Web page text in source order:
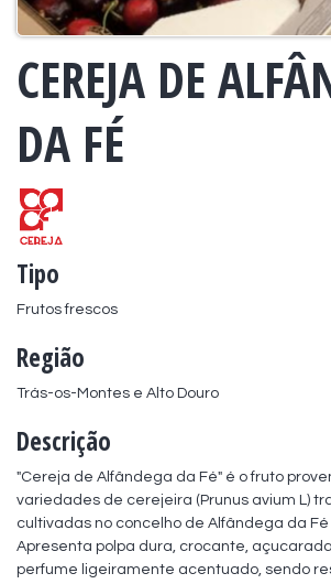
CEREJA DE
DA FÉ
Tipo
Frutos frescos
Região
Trás-os-Montes e Alto Douro
Descrição
"Cereja de Alfândega da Fé" é o fruto
variedades de cerejeira (Prunus avium L)
cultivadas no concelho de Alfândega da
Apresenta polpa dura, crocante,
perfume ligeiramente acentuado, sendo